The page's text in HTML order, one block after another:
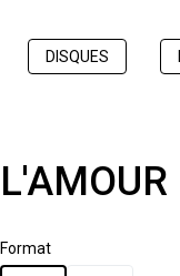
DISQUES
L'AMOUR
Format